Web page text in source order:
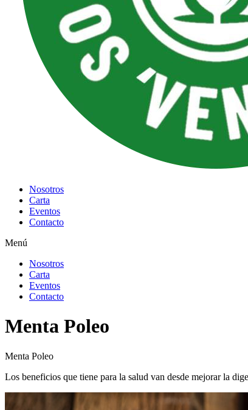
Nosotros
Carta
Eventos
Contacto
Menú
Nosotros
Carta
Eventos
Contacto
Menta Poleo
Menta Poleo
Los beneficios que tiene para la salud van desde mejorar la